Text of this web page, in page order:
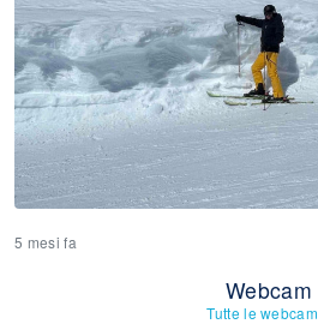
5 mesi fa
Webcam
Tutte le webcam